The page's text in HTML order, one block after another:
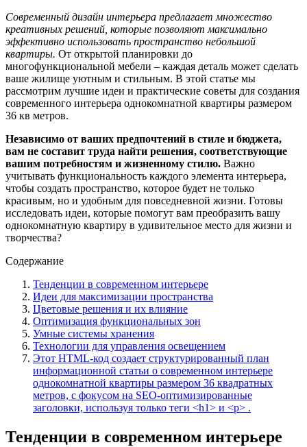
Современный дизайн интерьера предлагает множество
креативных решений, которые позволяют максимально
эффективно использовать пространство небольшой
квартиры. От открытой планировки до
многофункциональной мебели – каждая деталь может сделать
ваше жилище уютным и стильным. В этой статье мы
рассмотрим лучшие идеи и практические советы для создания
современного интерьера однокомнатной квартиры размером
36 кв метров.
Независимо от ваших предпочтений в стиле и бюджета,
вам не составит труда найти решения, соответствующие
вашим потребностям и жизненному стилю. Важно
учитывать функциональность каждого элемента интерьера,
чтобы создать пространство, которое будет не только
красивым, но и удобным для повседневной жизни. Готовы
исследовать идеи, которые помогут вам преобразить вашу
однокомнатную квартиру в удивительное место для жизни и
творчества?
Содержание
Тенденции в современном интерьере
Идеи для максимизации пространства
Цветовые решения и их влияние
Оптимизация функциональных зон
Умные системы хранения
Технологии для управления освещением
Этот HTML-код создает структурированный план
информационной статьи о современном интерьере
однокомнатной квартиры размером 36 квадратных
метров, с фокусом на SEO-оптимизированные
заголовки, используя только теги <h1> и <p> .
Тенденции в современном интерьере